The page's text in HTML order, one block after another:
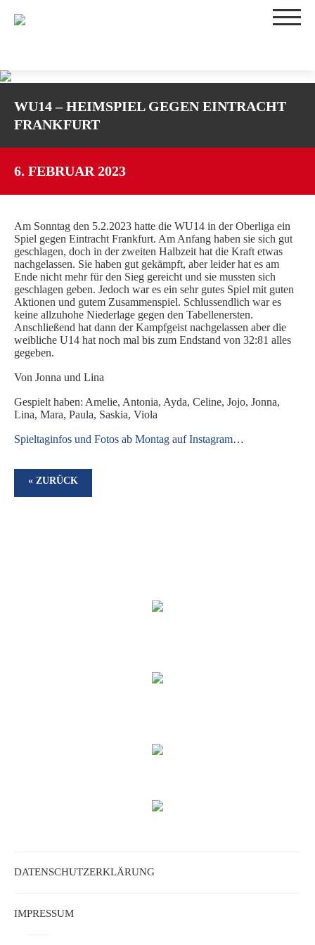
TEAMS
1. DAMEN
2. DAMEN
3. DAMEN
WU16-1
WU14-2
WU12
WU10
TRAININGSZEITEN
SPIELBETRIEB
SPIELORGANISATION
SPIELPLÄNE UND ERGEBNISSE
BGDR-INSIDE
WER WIR SIND…
TRAINER*INNEN
DER VORSTAND
FÖRDERUNG
MITGLIEDSANTRAG
WU14 – HEIMSPIEL GEGEN EINTRACHT
FRANKFURT
6. FEBRUAR 2023
Am Sonntag den 5.2.2023 hatte die WU14 in der Oberliga ein
Spiel gegen Eintracht Frankfurt. Am Anfang haben sie sich gut
geschlagen, doch in der zweiten Halbzeit hat die Kraft etwas
nachgelassen. Sie haben gut gekämpft, aber leider hat es am
Ende nicht mehr für den Sieg gereicht und sie mussten sich
geschlagen geben. Jedoch war es ein sehr gutes Spiel mit guten
Aktionen und gutem Zusammenspiel. Schlussendlich war es
keine allzuhohe Niederlage gegen den Tabellenersten.
Anschließend hat dann der Kampfgeist nachgelassen aber die
weibliche U14 hat noch mal bis zum Endstand von 32:81 alles
gegeben.
Von Jonna und Lina
Gespielt haben: Amelie, Antonia, Ayda, Celine, Jojo, Jonna,
Lina, Mara, Paula, Saskia, Viola
Spieltaginfos und Fotos ab Montag auf Instagram…
« ZURÜCK
DATENSCHUTZERKLÄRUNG
IMPRESSUM